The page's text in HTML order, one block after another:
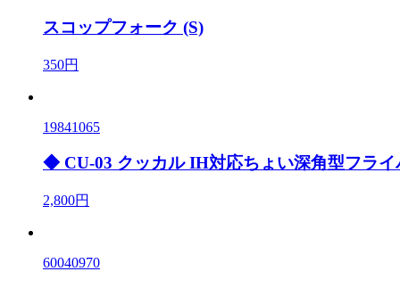
スコップフォーク (S)
350円
19841065
◆ CU-03 クッカル IH対応ちょい深角型フライ
2,800円
60040970